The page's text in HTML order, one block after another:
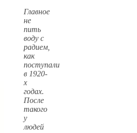
Главное
не
пить
воду с
радием,
как
поступали
в 1920-
х
годах.
После
такого
у
людей